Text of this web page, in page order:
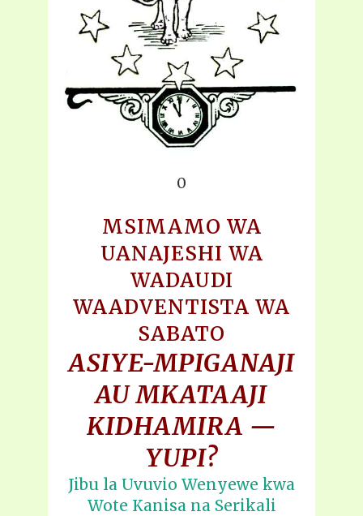
0
MSIMAMO WA
UANAJESHI WA
WADAUDI
WAADVENTISTA WA
SABATO
ASIYE-MPIGANAJI
AU MKATAAJI
KIDHAMIRA —
YUPI?
Jibu la Uvuvio Wenyewe kwa
Wote Kanisa na Serikali